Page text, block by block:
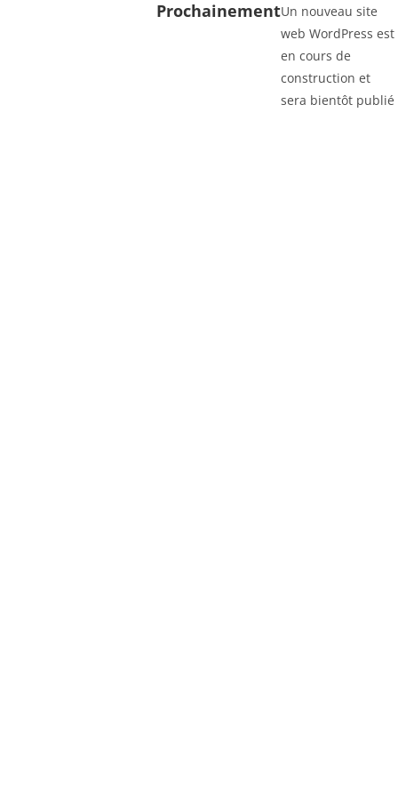
ProchainementUn nouveau site
web WordPress est
en cours de
construction et
sera bientôt publié